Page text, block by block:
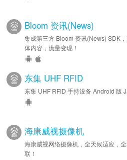
Bloom 资讯(News)
集成第三方 Bloom 资讯(News) SDK
体内容，流量变现！
东集 UHF RFID
东集 UHF RFID 手持设备 Android 版
海康威视摄像机
海康威视网络摄像机，全天候适应，
联！